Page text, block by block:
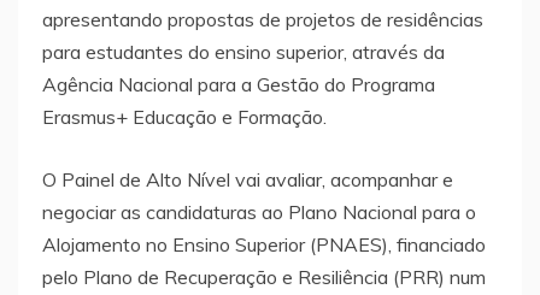
apresentando propostas de projetos de residências
para estudantes do ensino superior, através da
Agência Nacional para a Gestão do Programa
Erasmus+ Educação e Formação.
O Painel de Alto Nível vai avaliar, acompanhar e
negociar as candidaturas ao Plano Nacional para o
Alojamento no Ensino Superior (PNAES), financiado
pelo Plano de Recuperação e Resiliência (PRR) num